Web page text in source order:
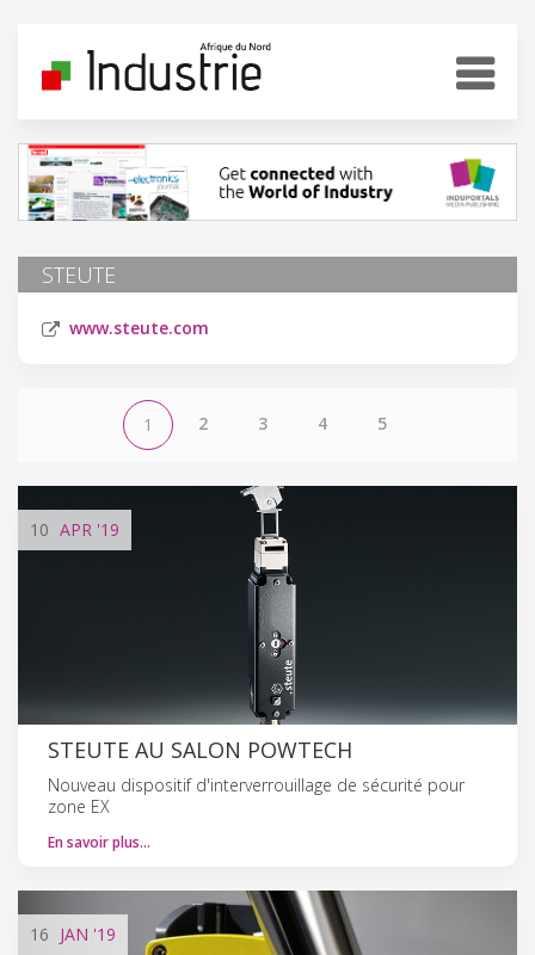
STEUTE
www.steute.com
1 2 3 4 5
10 APR '19
STEUTE AU SALON POWTECH
Nouveau dispositif d'interverrouillage de sécurité pour
zone EX
En savoir plus…
16 JAN '19